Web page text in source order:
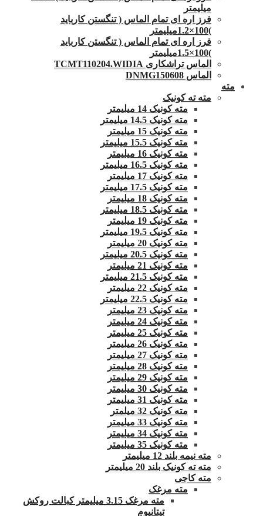
میلیمتر
فرز اره ای تمام الماس ( تنگستن کارباید
)100×1.2میلیمتر
فرز اره ای تمام الماس ( تنگستن کارباید
)100×1.5میلیمتر
الماس تراشکاری TCMT110204.WIDIA
الماس DNMG150608
مته
مته ته کونیک
مته کونیک 14 میلیمتر
مته کونیک 14.5 میلیمتر
مته کونیک 15 میلیمتر
مته کونیک 15.5 میلیمتر
مته کونیک 16 میلیمتر
مته کونیک 16.5 میلیمتر
مته کونیک 17 میلیمتر
مته کونیک 17.5 میلیمتر
مته کونیک 18 میلیمتر
مته کونیک 18.5 میلیمتر
مته کونیک 19 میلیمتر
مته کونیک 19.5 میلیمتر
مته کونیک 20 میلیمتر
مته کونیک 20.5 میلیمتر
مته کونیک 21 میلیمتر
مته کونیک 21.5 میلیمتر
مته کونیک 22 میلیمتر
مته کونیک 22.5 میلیمتر
مته کونیک 23 میلیمتر
مته کونیک 24 میلیمتر
مته کونیک 25 میلیمتر
مته کونیک 26 میلیمتر
مته کونیک 27 میلیمتر
مته کونیک 28 میلیمتر
مته کونیک 29 میلیمتر
مته کونیک 30 میلیمتر
مته کونیک 31 میلیمتر
مته کونیک 32 میلمتر
مته کونیک 33 میلیمتر
مته کونیک 34 میلیمتر
مته کونیک 35 میلیمتر
مته نیمه بلند 12 میلیمتر
مته ته کونیک بلند 20 میلیمتر
مته کاجی
مته مرغک
مته مرغک 3.15 میلیمتر کبالت روکش
تیتانیوم